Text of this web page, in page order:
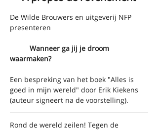
De Wilde Brouwers en uitgeverij NFP
presenteren
Wanneer ga jij je droom
waarmaken?
Een bespreking van het boek "Alles is
goed in mijn wereld" door Erik Kiekens
(auteur signeert na de voorstelling).
Rond de wereld zeilen! Tegen de